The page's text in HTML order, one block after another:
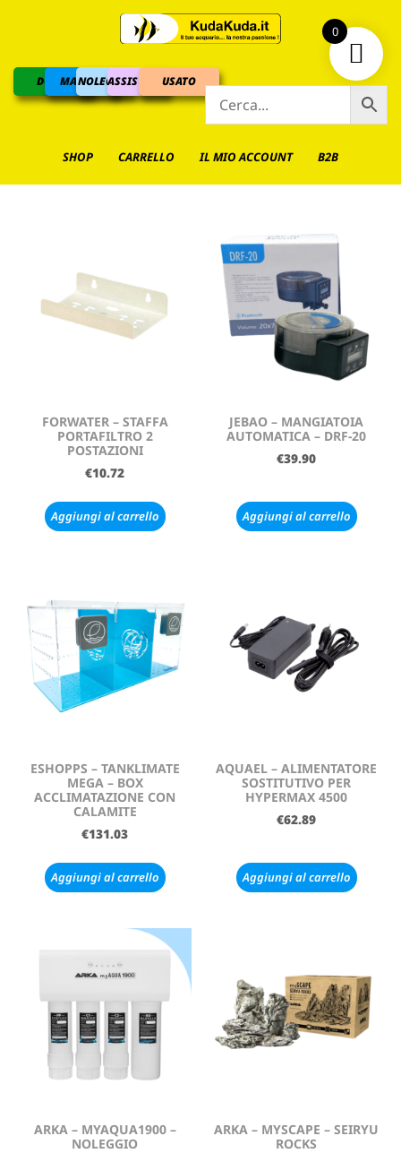
DOLCEMARINO
NOLEGGIOASSISTENZAUSATO
SHOP CARRELLO IL MIO ACCOUNT B2B
FORWATER – STAFFA
PORTAFILTRO 2
POSTAZIONI
€10.72
Aggiungi al carrello
JEBAO – MANGIATOIA
AUTOMATICA – DRF-20
€39.90
Aggiungi al carrello
ESHOPPS – TANKLIMATE
MEGA – BOX
ACCLIMATAZIONE CON
CALAMITE
€131.03
Aggiungi al carrello
AQUAEL – ALIMENTATORE
SOSTITUTIVO PER
HYPERMAX 4500
€62.89
Aggiungi al carrello
ARKA – MYAQUA1900 –
NOLEGGIO
ARKA – MYSCAPE – SEIRYU
ROCKS
0